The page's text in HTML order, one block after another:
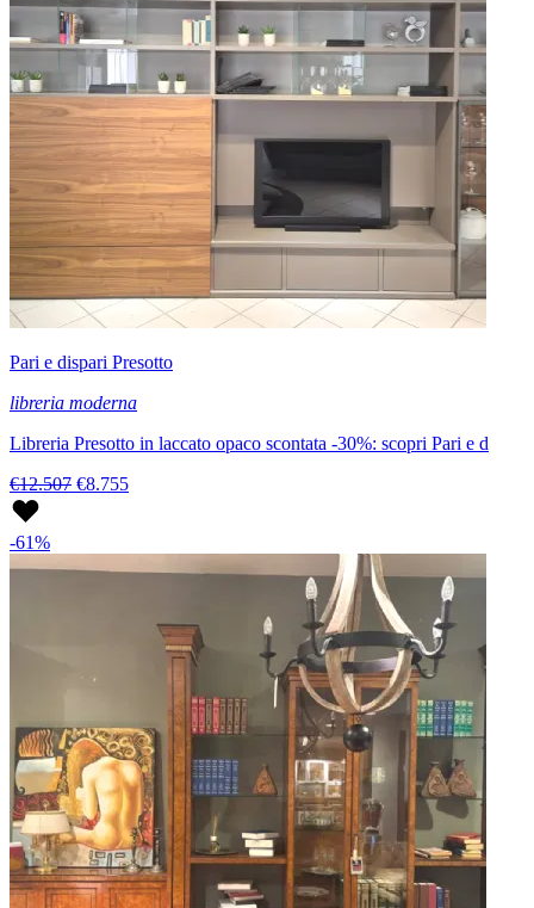
Pari e dispari Presotto
libreria moderna
Libreria Presotto in laccato opaco scontata -30%: scopri Pari e d
€12.507 €8.755
-61%